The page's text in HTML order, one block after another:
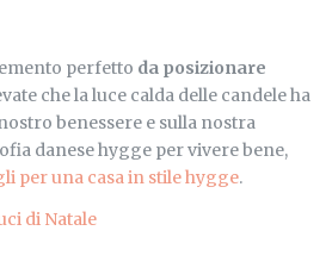
perfetto da posizionare
che la luce calda delle candele ha
benessere e sulla nostra
danese hygge per vivere bene,
per una casa in stile hygge.
di Natale